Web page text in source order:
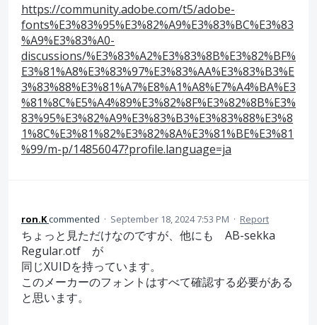
https://community.adobe.com/t5/adobe-
fonts%E3%83%95%E3%82%A9%E3%83%BC%E3%83
%A9%E3%83%A0-
discussions/%E3%83%A2%E3%83%8B%E3%82%BF%
E3%81%A8%E3%83%97%E3%83%AA%E3%83%B3%E
3%83%88%E3%81%A7%E8%A1%A8%E7%A4%BA%E3
%81%8C%E5%A4%89%E3%82%8F%E3%82%8B%E3%
83%95%E3%82%A9%E3%83%B3%E3%83%88%E3%8
1%8C%E3%81%82%E3%82%8A%E3%81%BE%E3%81
%99/m-p/14856047?profile.language=ja
ron.Kcommented · September 18, 2024 7:53 PM · Report
ちょっと見ただけなのですが、他にも AB-sekka
Regular.otf が
同じXUIDを持っています。
このメーカーのフォントはすべて確認する必要がある
と思います。